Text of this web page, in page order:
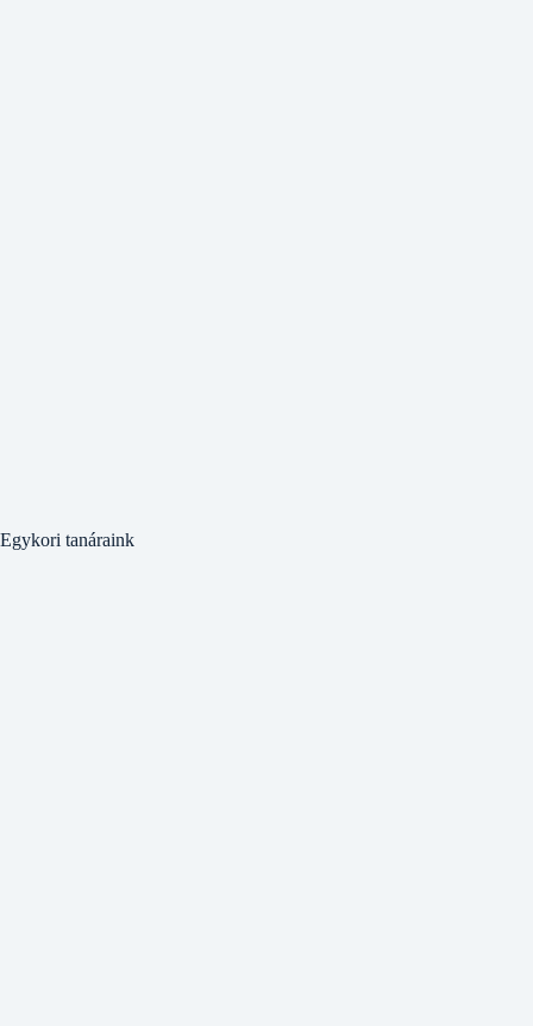
Egykori tanáraink